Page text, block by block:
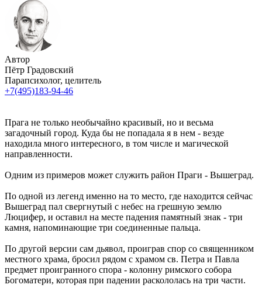
Автор
Пётр Градовский
Парапсихолог, целитель
+7(495)183-94-46
Прага не только необычайно красивый, но и весьма
загадочный город. Куда бы не попадала я в нем - везде
находила много интересного, в том числе и магической
направленности.
Одним из примеров может служить район Праги - Вышеград.
По одной из легенд именно на то место, где находится сейчас
Вышеград пал свергнутый с небес на грешную землю
Люцифер, и оставил на месте падения памятный знак - три
камня, напоминающие три соединенные пальца.
По другой версии сам дьявол, проиграв спор со священником
местного храма, бросил рядом с храмом св. Петра и Павла
предмет проигранного спора - колонну римского собора
Богоматери, которая при падении раскололась на три части.